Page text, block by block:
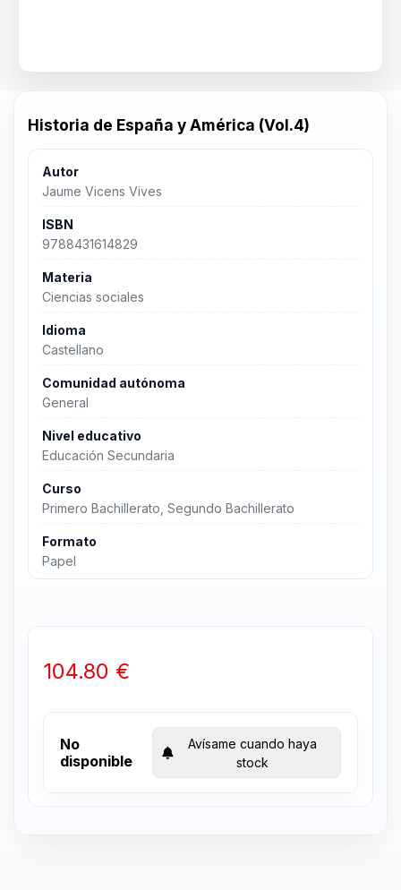
Historia de España y América (Vol.4)
Autor
Jaume Vicens Vives
ISBN
9788431614829
Materia
Ciencias sociales
Idioma
Castellano
Comunidad autónoma
General
Nivel educativo
Educación Secundaria
Curso
Primero Bachillerato, Segundo Bachillerato
Formato
Papel
104.80 €
No
disponible
Avísame cuando haya
stock